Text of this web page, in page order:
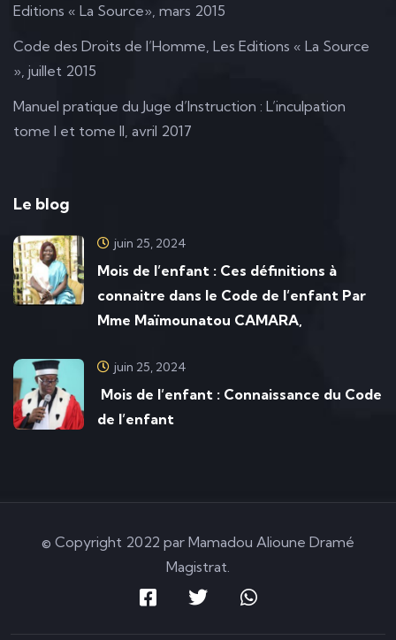
Editions « La Source», mars 2015
Code des Droits de l’Homme, Les Editions « La Source
», juillet 2015
Manuel pratique du Juge d’Instruction : L’inculpation
tome I et tome II, avril 2017
Le blog
juin 25, 2024
Mois de l’enfant : Ces définitions à
connaitre dans le Code de l’enfant Par
Mme Maïmounatou CAMARA,
juin 25, 2024
Mois de l’enfant : Connaissance du Code
de l’enfant
© Copyright 2022 par Mamadou Alioune Dramé
Magistrat.